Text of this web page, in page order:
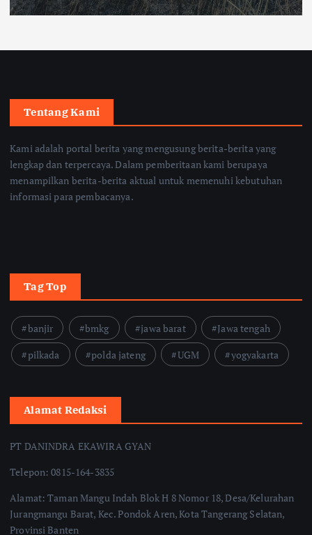
Tentang Kami
Kami adalah portal berita yang mengusung berita-berita yang
lengkap dan terpercaya. Dalam pemberitaan kami berupaya
menampilkan berita-berita aktual untuk memenuhi kebutuhan
informasi para pembacanya.
Tag Top
banjir bmkg jawa barat
Jawa tengah
pilkada
polda jateng UGM yogyakarta
Alamat Redaksi
PT DANINDRA EKAWIRA GYAN
Telepon: 0815-164-3835
Alamat: Taman Mangu Indah Blok H 8 Nomor 18, Desa/Kelurahan
Jurangmangu Barat, Kec. Pondok Aren, Kota Tangerang Selatan,
Provinsi Banten